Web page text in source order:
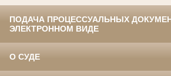
ПОДАЧА ПРОЦЕССУАЛЬНЫХ
ЭЛЕКТРОННОМ ВИДЕ
О СУДЕ